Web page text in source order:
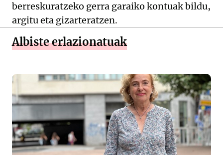
berreskuratzeko gerra garaiko kontuak bildu,
argitu eta gizarteratzen.
Albiste erlazionatuak